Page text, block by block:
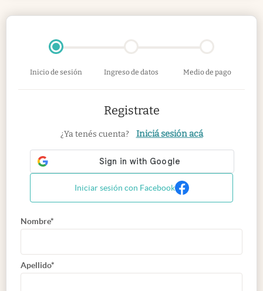
Inicio de sesión Ingreso de datos Medio de pago
Registrate
¿Ya tenés cuenta? Iniciá sesión acá
Iniciar sesión con Facebook
Nombre*
Apellido*